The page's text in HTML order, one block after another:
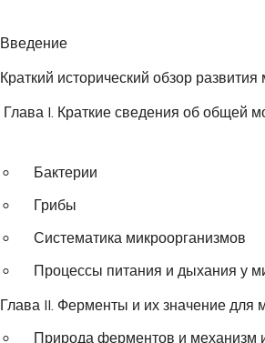
Введение
Краткий исторический обзор
Глава I. Краткие сведения об общей
Бактерии
Грибы
Систематика микроорганизмов
Процессы питания и дыхания у
Глава II. Ферменты и их значение для
Природа ферментов и механизм